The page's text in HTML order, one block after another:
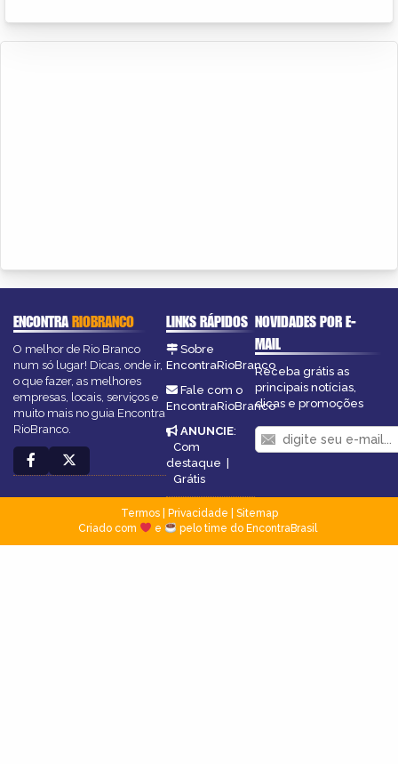
ENCONTRARIOBRANCO
O melhor de Rio Branco
num só lugar! Dicas, onde ir,
o que fazer, as melhores
empresas, locais, serviços e
muito mais no guia Encontra
RioBranco.
LINKS RÁPIDOS
Sobre
EncontraRioBranco
Fale com o
EncontraRioBranco
ANUNCIE:
Com
destaque |
Grátis
NOVIDADES POR E-
MAIL
Receba grátis as
principais notícias,
dicas e promoções
Termos| Privacidade
Sitemap
Criado com
e pelo time do EncontraBrasil